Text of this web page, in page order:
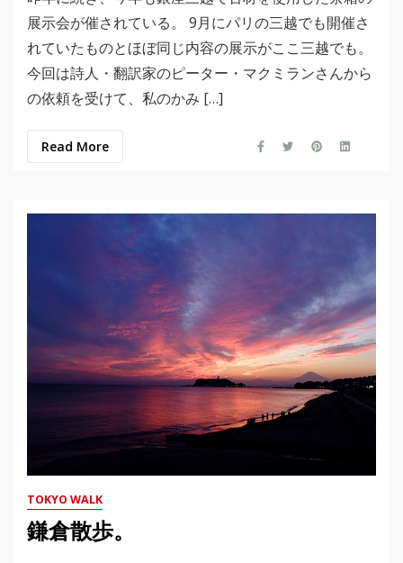
展示会が催されている。 9月にパリの三越でも開催さ
れていたものとほぼ同じ内容の展示がここ三越でも。
今回は詩人・翻訳家のピーター・マクミランさんから
の依頼を受けて、私のかみ […]
Read More
TOKYO WALK
鎌倉散歩。